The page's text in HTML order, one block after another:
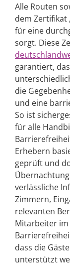
Alle Routen
dem Zertifikat
für eine
sorgt. Diese
garantiert,
die
und eine
So ist
für alle
Erhebern
geprüft und
verlässliche
Zimmern,
relevanten
Mitarbeiter im
dass die
unterstützt